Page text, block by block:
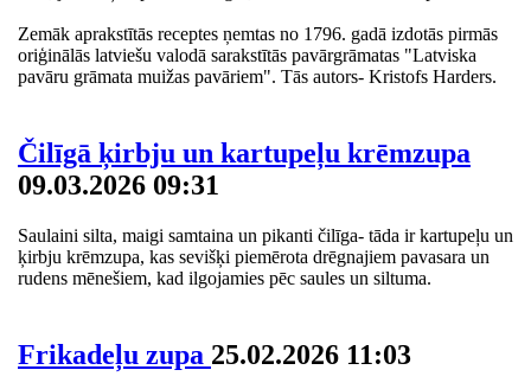
Zemāk aprakstītās receptes ņemtas no 1796. gadā izdotās pirmās
oriģinālās latviešu valodā sarakstītās pavārgrāmatas "Latviska
pavāru grāmata muižas pavāriem". Tās autors- Kristofs Harders.
Čilīgā ķirbju un kartupeļu krēmzupa
09.03.2026 09:31
Saulaini silta, maigi samtaina un pikanti čilīga- tāda ir kartupeļu un
ķirbju krēmzupa, kas sevišķi piemērota drēgnajiem pavasara un
rudens mēnešiem, kad ilgojamies pēc saules un siltuma.
Frikadeļu zupa 25.02.2026 11:03